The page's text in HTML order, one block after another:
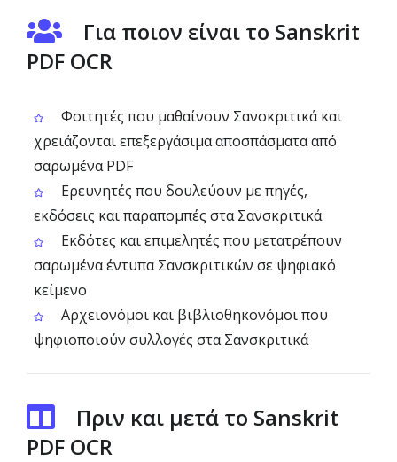
Για ποιον είναι το Sanskrit
PDF OCR
Φοιτητές που μαθαίνουν Σανσκριτικά και
χρειάζονται επεξεργάσιμα αποσπάσματα από
σαρωμένα PDF
Ερευνητές που δουλεύουν με πηγές,
εκδόσεις και παραπομπές στα Σανσκριτικά
Εκδότες και επιμελητές που μετατρέπουν
σαρωμένα έντυπα Σανσκριτικών σε ψηφιακό
κείμενο
Αρχειονόμοι και βιβλιοθηκονόμοι που
ψηφιοποιούν συλλογές στα Σανσκριτικά
Πριν και μετά το Sanskrit
PDF OCR